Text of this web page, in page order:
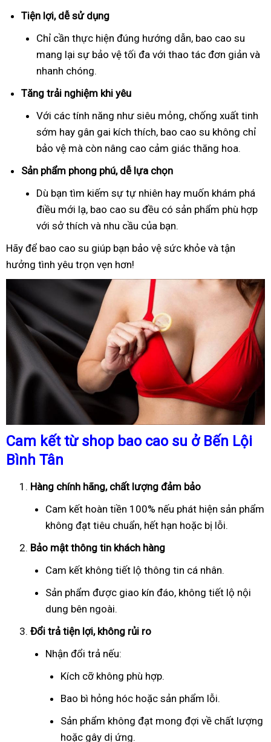
Tiện lợi, dễ sử dụng
Chỉ cần thực hiện đúng hướng dẫn, bao cao su
mang lại sự bảo vệ tối đa với thao tác đơn giản và
nhanh chóng.
Tăng trải nghiệm khi yêu
Với các tính năng như siêu mỏng, chống xuất tinh
sớm hay gân gai kích thích, bao cao su không chỉ
bảo vệ mà còn nâng cao cảm giác thăng hoa.
Sản phẩm phong phú, dễ lựa chọn
Dù bạn tìm kiếm sự tự nhiên hay muốn khám phá
điều mới lạ, bao cao su đều có sản phẩm phù hợp
với sở thích và nhu cầu của bạn.
Hãy để bao cao su giúp bạn bảo vệ sức khỏe và tận
hưởng tình yêu trọn vẹn hơn!
Cam kết từ shop bao cao su ở Bến Lội
Bình Tân
Hàng chính hãng, chất lượng đảm bảo
Cam kết hoàn tiền 100% nếu phát hiện sản phẩm
không đạt tiêu chuẩn, hết hạn hoặc bị lỗi.
Bảo mật thông tin khách hàng
Cam kết không tiết lộ thông tin cá nhân.
Sản phẩm được giao kín đáo, không tiết lộ nội
dung bên ngoài.
Đổi trả tiện lợi, không rủi ro
Nhận đổi trả nếu:
Kích cỡ không phù hợp.
Bao bì hỏng hóc hoặc sản phẩm lỗi.
Sản phẩm không đạt mong đợi về chất lượng
hoặc gây dị ứng.